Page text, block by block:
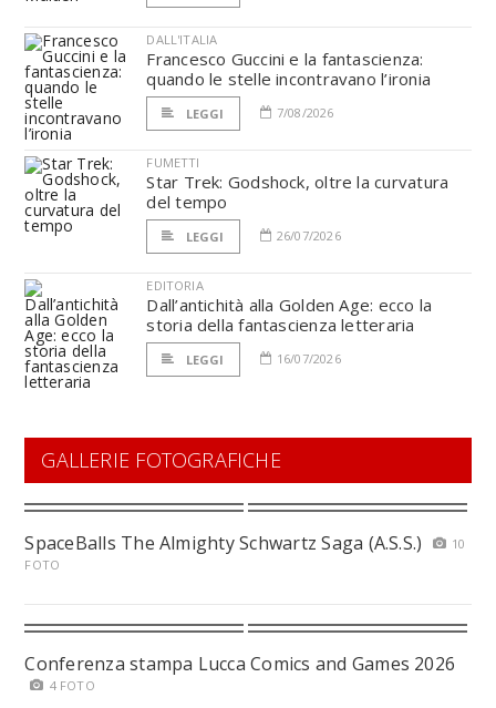
DALL'ITALIA
Francesco Guccini e la fantascienza:
quando le stelle incontravano l’ironia
LEGGI 7/08/2026
FUMETTI
Star Trek: Godshock, oltre la curvatura
del tempo
LEGGI 26/07/2026
EDITORIA
Dall’antichità alla Golden Age: ecco la
storia della fantascienza letteraria
LEGGI 16/07/2026
GALLERIE FOTOGRAFICHE
SpaceBalls The Almighty Schwartz Saga (A.S.S.)
10
FOTO
Conferenza stampa Lucca Comics and Games 2026
4 FOTO